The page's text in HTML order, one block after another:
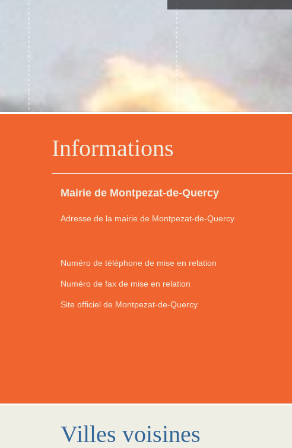
Informations
Mairie de Montpezat-de-Quercy
Adresse de la mairie de Montpezat-de-Quercy
Numéro de téléphone de mise en relation
Numéro de fax de mise en relation
Site officiel de Montpezat-de-Quercy
Villes voisines